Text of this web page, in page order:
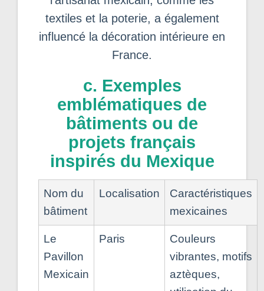
textiles et la poterie, a également
influencé la décoration intérieure en
France.
c. Exemples
emblématiques de
bâtiments ou de
projets français
inspirés du Mexique
Nom du
bâtiment
Localisation
Caractéristiques
mexicaines
Le
Pavillon
Mexicain
Paris
Couleurs
vibrantes, motifs
aztèques,